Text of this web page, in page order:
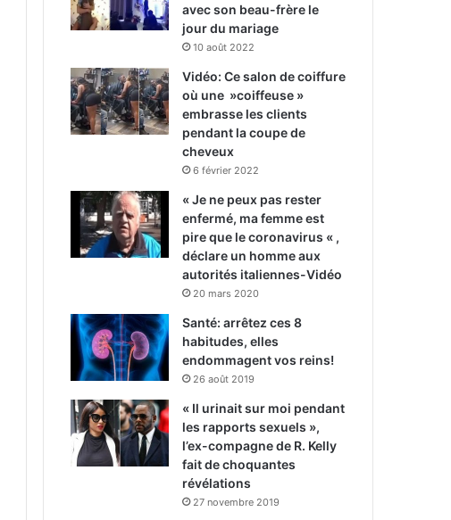
avec son beau-frère le
jour du mariage
10 août 2022
Vidéo: Ce salon de coiffure
où une »coiffeuse »
embrasse les clients
pendant la coupe de
cheveux
6 février 2022
« Je ne peux pas rester
enfermé, ma femme est
pire que le coronavirus « ,
déclare un homme aux
autorités italiennes-Vidéo
20 mars 2020
Santé: arrêtez ces 8
habitudes, elles
endommagent vos reins!
26 août 2019
« Il urinait sur moi pendant
les rapports sexuels »,
l’ex-compagne de R. Kelly
fait de choquantes
révélations
27 novembre 2019